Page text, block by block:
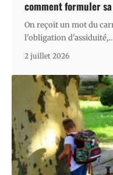
comment formuler
On reçoit un mot du
l'obligation d'assiduité,
2 juillet 2026